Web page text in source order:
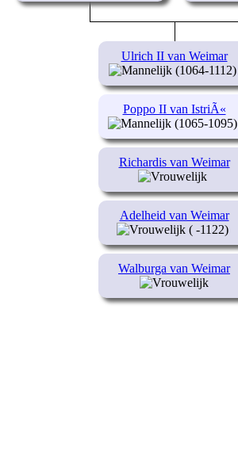
Ulrich II van Weimar
(1064-1112)
Richardis van Weimar
Adelheid van Weimar
( -1122)
Walburga van Weimar
Poppo II van IstriÃ«
(1065-1095)